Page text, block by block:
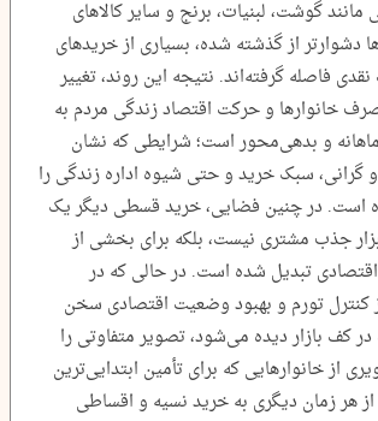
مانند گوشت، لبنیات، برنج و سایر کالاهای
دشوارتر از گذشته شده، بسیاری از خریدهای
فاصله گرفته‌اند. نتیجه این روند، تغییر
خانوارها و حرکت اقتصاد زندگی مردم به
و بدهی‌محور است؛ شرایطی که نشان
گرانی، سبک خرید و حتی شیوه اداره زندگی را
است. در چنین فضایی، خرید قسطی دیگر یک
جذب مشتری نیست، بلکه برای بخشی از
تبدیل شده است. در حالی که در
کنترل تورم و بهبود وضعیت اقتصادی سخن
کف بازار دیده می‌شود، تصویر متفاوتی را
از خانوارهایی که برای تأمین ابتدایی‌ترین
هر زمان دیگری به خرید نسیه و اقساطی